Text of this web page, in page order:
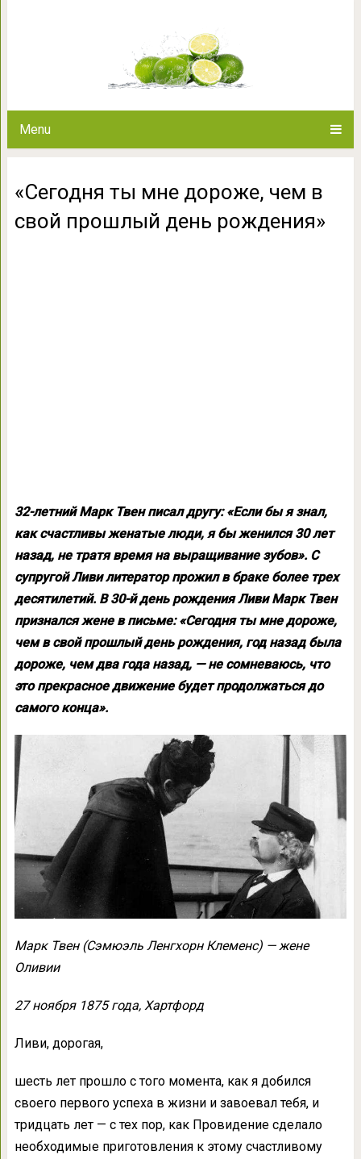
Menu
«Сегодня ты мне дороже, чем в
свой прошлый день рождения»
32-летний Марк Твен писал другу: «Если бы я знал,
как счастливы женатые люди, я бы женился 30 лет
назад, не тратя время на выращивание зубов». С
супругой Ливи литератор прожил в браке более трех
десятилетий. В 30-й день рождения Ливи Марк Твен
признался жене в письме: «Сегодня ты мне дороже,
чем в свой прошлый день рождения, год назад была
дороже, чем два года назад, — не сомневаюсь, что
это прекрасное движение будет продолжаться до
самого конца».
Марк Твен (Сэмюэль Ленгхорн Клеменс) — жене
Оливии
27 ноября 1875 года, Хартфорд
Ливи, дорогая,
шесть лет прошло с того момента, как я добился
своего первого успеха в жизни и завоевал тебя, и
тридцать лет — с тех пор, как Провидение сделало
необходимые приготовления к этому счастливому